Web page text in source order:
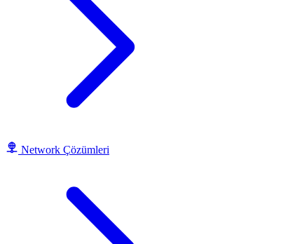
Network Çözümleri